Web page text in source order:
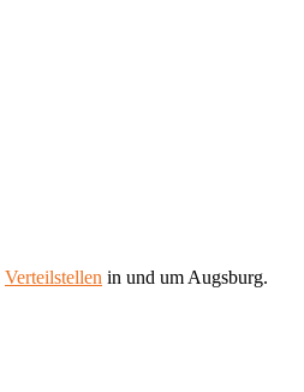
Verteilstellen in und um Augsburg.